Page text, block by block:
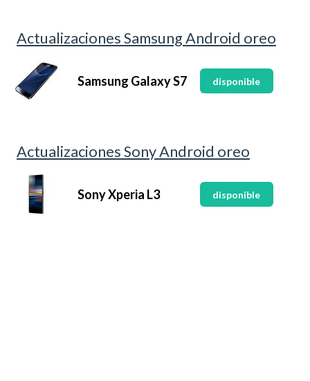
Actualizaciones Samsung Android oreo
Samsung Galaxy S7 disponible
Actualizaciones Sony Android oreo
Sony Xperia L3 disponible